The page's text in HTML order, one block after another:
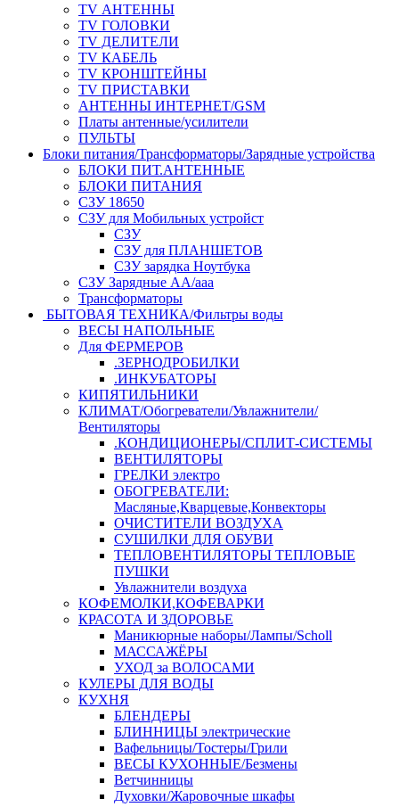
TV АНТЕННЫ
TV ГОЛОВКИ
TV ДЕЛИТЕЛИ
TV КАБЕЛЬ
TV КРОНШТЕЙНЫ
TV ПРИСТАВКИ
АНТЕННЫ ИНТЕРНЕТ/GSM
Платы антенные/усилители
ПУЛЬТЫ
Блоки питания/Трансформаторы/Зарядные устройства
БЛОКИ ПИТ.АНТЕННЫЕ
БЛОКИ ПИТАНИЯ
СЗУ 18650
СЗУ для Мобильных устройст
СЗУ
СЗУ для ПЛАНШЕТОВ
СЗУ зарядка Ноутбука
СЗУ Зарядные АА/ааа
Трансформаторы
БЫТОВАЯ ТЕХНИКА/Фильтры воды
ВЕСЫ НАПОЛЬНЫЕ
Для ФЕРМЕРОВ
.ЗЕРНОДРОБИЛКИ
.ИНКУБАТОРЫ
КИПЯТИЛЬНИКИ
КЛИМАТ/Обогреватели/Увлажнители/
Вентиляторы
.КОНДИЦИОНЕРЫ/СПЛИТ-СИСТЕМЫ
ВЕНТИЛЯТОРЫ
ГРЕЛКИ электро
ОБОГРЕВАТЕЛИ:
Масляные,Кварцевые,Конвекторы
ОЧИСТИТЕЛИ ВОЗДУХА
СУШИЛКИ ДЛЯ ОБУВИ
ТЕПЛОВЕНТИЛЯТОРЫ ТЕПЛОВЫЕ
ПУШКИ
Увлажнители воздуха
КОФЕМОЛКИ,КОФЕВАРКИ
КРАСОТА И ЗДОРОВЬЕ
Маникюрные наборы/Лампы/Scholl
МАССАЖЁРЫ
УХОД за ВОЛОСАМИ
КУЛЕРЫ ДЛЯ ВОДЫ
КУХНЯ
БЛЕНДЕРЫ
БЛИННИЦЫ электрические
Вафельницы/Тостеры/Грили
ВЕСЫ КУХОННЫЕ/Безмены
Ветчинницы
Духовки/Жаровочные шкафы